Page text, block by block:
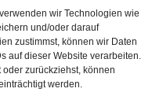
wir Technologien wie
und/oder darauf
zustimmst, können wir Daten
auf dieser Website verarbeiten.
zurückziehst, können
werden.